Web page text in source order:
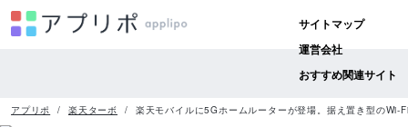
サイトマップ
運営会社
おすすめ関連サイト
アプリポ 楽天ターボ 楽天モバイルに5Gホームルーターが登場。据え置き型のWi-